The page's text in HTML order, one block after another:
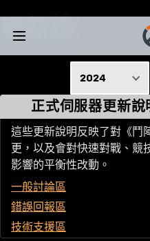
更新檔
2024
2026
2025
2024
正式伺服器更新說
這些更新說明反映了對《鬥
更，以及會對快速對戰、競
影響的平衡性改動。
一般討論區
錯誤回報區
技術支援區